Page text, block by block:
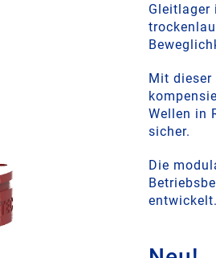
Gleitlager
Mit dieser
Wellen in
sicher.
Die
entwickelt.